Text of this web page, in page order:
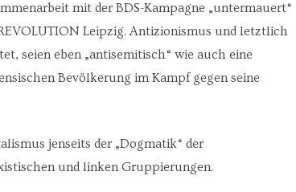
mit der BDS-Kampagne „untermauert“
Leipzig. Antizionismus und letztlich
seien eben „antisemitisch“ wie auch eine
Bevölkerung im Kampf gegen seine
jenseits der „Dogmatik“ der
und linken Gruppierungen.